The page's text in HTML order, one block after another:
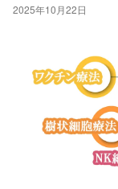
2025年10月22日